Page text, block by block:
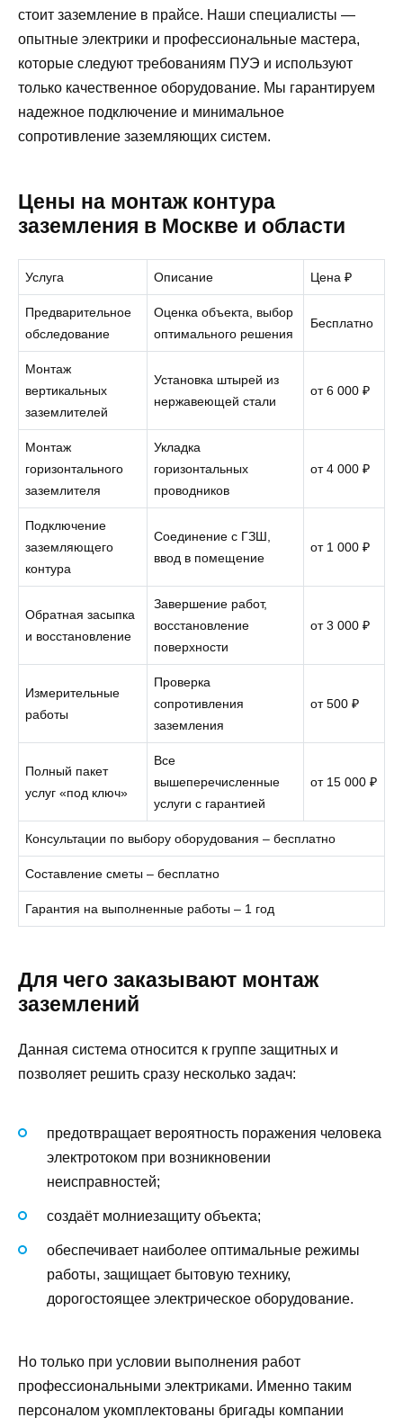
стоит заземление в прайсе. Наши специалисты —
опытные электрики и профессиональные мастера,
которые следуют требованиям ПУЭ и используют
только качественное оборудование. Мы гарантируем
надежное подключение и минимальное
сопротивление заземляющих систем.
Цены на монтаж контура
заземления в Москве и области
Услуга Описание Цена ₽
Предварительное
обследование
Оценка объекта, выбор
оптимального решения
Бесплатно
Монтаж
вертикальных
заземлителей
Установка штырей из
нержавеющей стали
от 6 000 ₽
Монтаж
горизонтального
заземлителя
Укладка
горизонтальных
проводников
от 4 000 ₽
Подключение
заземляющего
контура
Соединение с ГЗШ,
ввод в помещение
от 1 000 ₽
Обратная засыпка
и восстановление
Завершение работ,
восстановление
поверхности
от 3 000 ₽
Измерительные
работы
Проверка
сопротивления
заземления
от 500 ₽
Полный пакет
услуг «под ключ»
Все
вышеперечисленные
услуги с гарантией
от 15 000 ₽
Консультации по выбору оборудования – бесплатно
Составление сметы – бесплатно
Гарантия на выполненные работы – 1 год
Для чего заказывают монтаж
заземлений
Данная система относится к группе защитных и
позволяет решить сразу несколько задач:
предотвращает вероятность поражения человека
электротоком при возникновении
неисправностей;
создаёт молниезащиту объекта;
обеспечивает наиболее оптимальные режимы
работы, защищает бытовую технику,
дорогостоящее электрическое оборудование.
Но только при условии выполнения работ
профессиональными электриками. Именно таким
персоналом укомплектованы бригады компании